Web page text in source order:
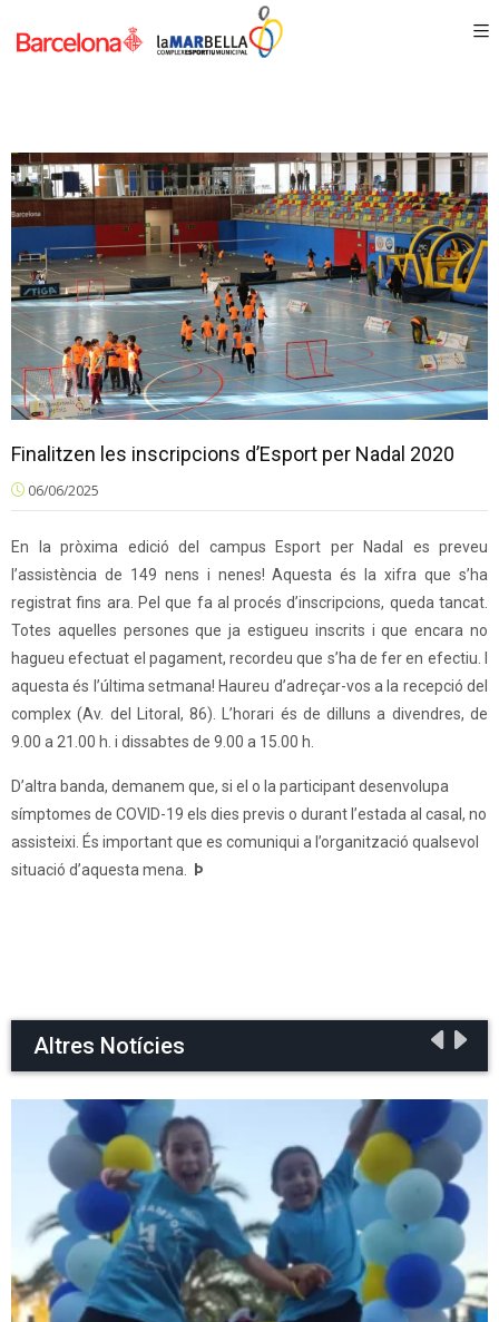
Finalitzen les inscripcions d’Esport per Nadal 2020
06/06/2025
En la pròxima edició del campus Esport per Nadal es preveu
l’assistència de 149 nens i nenes! Aquesta és la xifra que s’ha
registrat fins ara. Pel que fa al procés d’inscripcions, queda tancat.
Totes aquelles persones que ja estigueu inscrits i que encara no
hagueu efectuat el pagament, recordeu que s’ha de fer en efectiu. I
aquesta és l’última setmana! Haureu d’adreçar-vos a la recepció del
complex (Av. del Litoral, 86). L’horari és de dilluns a divendres, de
9.00 a 21.00 h. i dissabtes de 9.00 a 15.00 h.
D’altra banda, demanem que, si el o la participant desenvolupa
símptomes de COVID-19 els dies previs o durant l’estada al casal, no
assisteixi. És important que es comuniqui a l’organització qualsevol
situació d’aquesta mena.
Þ
Altres Notícies